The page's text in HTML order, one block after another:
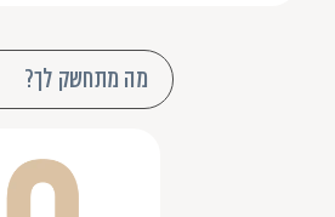
מה מתחשק לך?
מתאים לסוגי